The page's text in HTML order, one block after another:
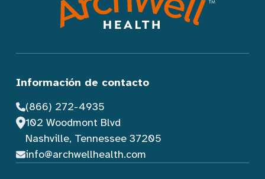
Información de contacto
(866) 272-4935
102 Woodmont Blvd
Nashville, Tennessee 37205
info@archwellhealth.com